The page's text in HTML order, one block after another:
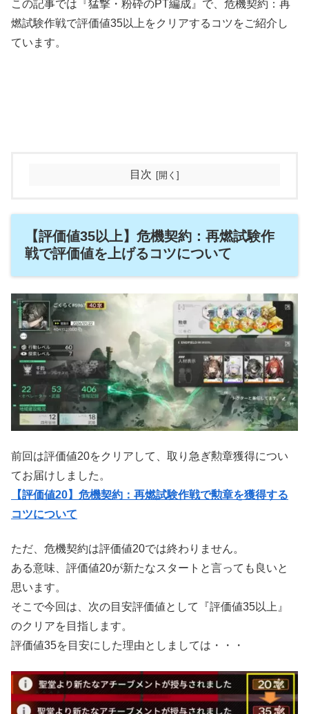
この記事では『猛撃・粉砕のPT編成』で、危機契約：再
燃試験作戦で評価値35以上をクリアするコツをご紹介し
ています。
目次
【評価値35以上】危機契約：再燃試験作
戦で評価値を上げるコツについて
前回は評価値20をクリアして、取り急ぎ勲章獲得につい
てお届けしました。
【評価値20】危機契約：再燃試験作戦で勲章を獲得する
コツについて
ただ、危機契約は評価値20では終わりません。
ある意味、評価値20が新たなスタートと言っても良いと
思います。
そこで今回は、次の目安評価値として『評価値35以上』
のクリアを目指します。
評価値35を目安にした理由としましては・・・